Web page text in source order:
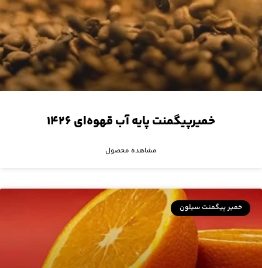
خمیرپیگمنت پایه آب قهوه‌ای ۱۴۲۶
مشاهده محصول
خمیر پیگمنت سیلون